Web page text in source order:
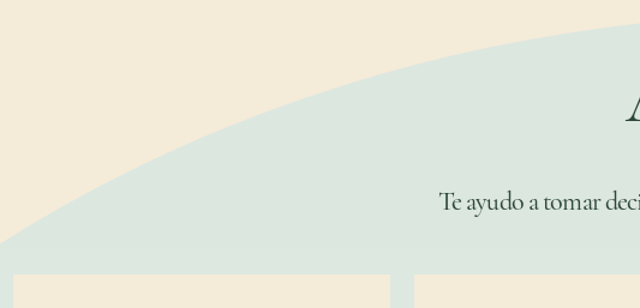
Te ayudo a tomar